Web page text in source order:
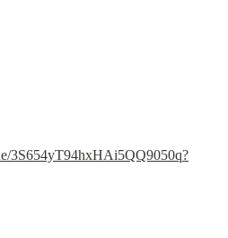
3S654yT94hxHAi5QQ9050q?